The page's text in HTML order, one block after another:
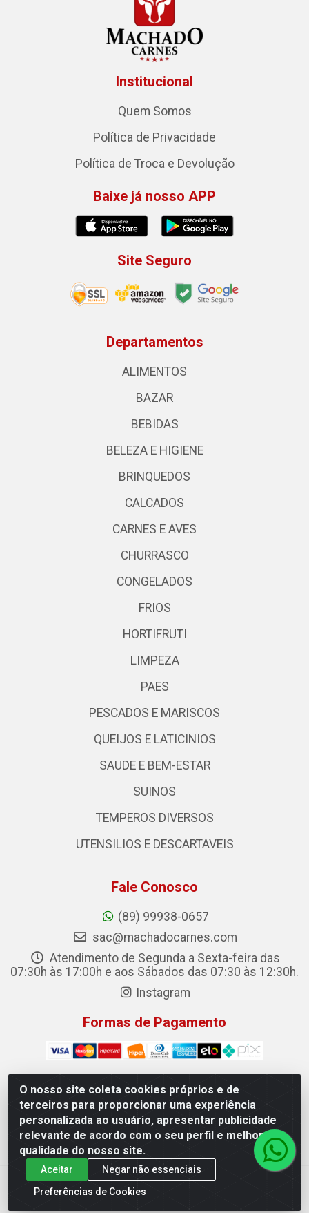
O nosso site coleta cookies próprios e de
terceiros para proporcionar uma experiência
personalizada ao usuário, apresentar publicidade
relevante de acordo com o seu perfil e melhorar a
qualidade do nosso site.
Aceitar
Negar não essenciais
Preferências de Cookies
Institucional
Quem Somos
Política de Privacidade
Política de Troca e Devolução
Baixe já nosso APP
Site Seguro
Departamentos
ALIMENTOS
BAZAR
BEBIDAS
BELEZA E HIGIENE
BRINQUEDOS
CALCADOS
CARNES E AVES
CHURRASCO
CONGELADOS
FRIOS
HORTIFRUTI
LIMPEZA
PAES
PESCADOS E MARISCOS
QUEIJOS E LATICINIOS
SAUDE E BEM-ESTAR
SUINOS
TEMPEROS DIVERSOS
UTENSILIOS E DESCARTAVEIS
Fale Conosco
(89) 99938-0657
sac@machadocarnes.com
Atendimento de Segunda a Sexta-feira das
07:30h às 17:00h e aos Sábados das 07:30 às 12:30h.
Instagram
Formas de Pagamento
Machado Carnes Distribuidora de Alimentos LTDA -
Logradouro: Avenida Candido Aleixo, 148 - Centro - Oeiras/PI
- CEP 64.500-000 - 31.391.008/0001-50